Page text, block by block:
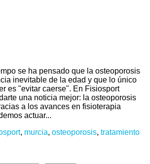
se ha pensado que la osteoporosis
inevitable de la edad y que lo único
es "evitar caerse". En Fisiosport
una noticia mejor: la osteoporosis
a los avances en fisioterapia
actuar...
, murcia, osteoporosis, tratamiento